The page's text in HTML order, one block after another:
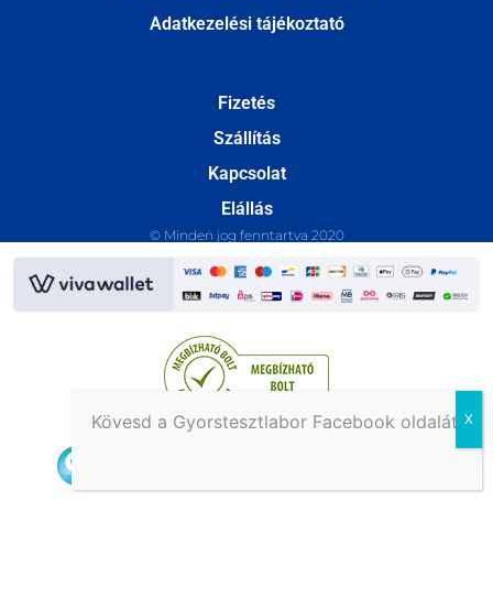
Adatkezelési tájékoztató
Fizetés
Szállítás
Kapcsolat
Elállás
© Minden jog fenntartva 2020
Kövesd a Gyorstesztlabor Facebook oldalát!